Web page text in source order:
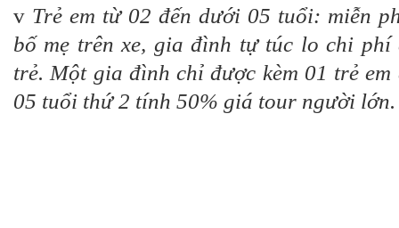
v Trẻ em từ 02 đến dưới 05 tuổi: miễn
bố mẹ trên xe, gia đình tự túc lo chi phí
trẻ. Một gia đình chỉ được kèm 01 trẻ
05 tuổi thứ 2 tính 50% giá tour người